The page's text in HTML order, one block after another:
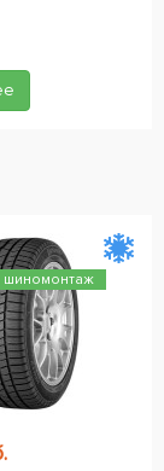
шиномонтаж